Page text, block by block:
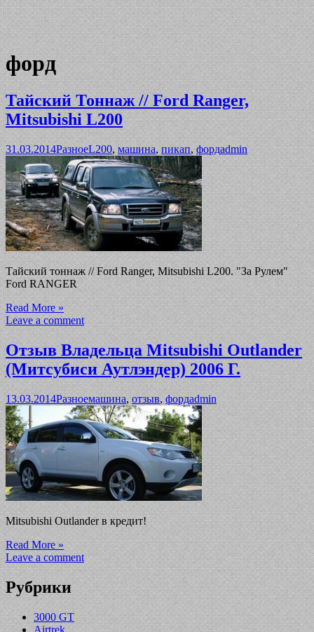
форд
Тайский Тоннаж // Ford Ranger,
Mitsubishi L200
31.03.2014РазноеL200, машина, пикап,фордadmin
Тайский тоннаж // Ford Ranger, Mitsubishi L200. "За Рулем"
Ford RANGER
Read More »
Leave a comment
Отзыв Владельца Mitsubishi Outlander
(Митсубиси Аутлэндер) 2006 Г.
13.03.2014Разноемашина,отзыв,фордadmin
Mitsubishi Outlander в кредит!
Read More »
Leave a comment
Рубрики
3000 GT
Airtrek